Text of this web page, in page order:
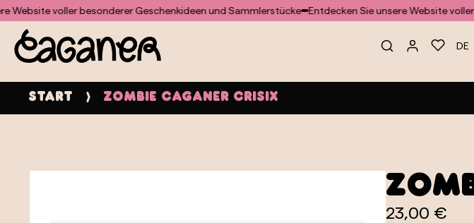
Für das Doofinder-Modul wurde keine Vorlage gefunden
voller besonderer Geschenkideen und Sammlerstücke Entdecken Sie unsere Website voller
DE
Start Zombie Caganer CRISIX
23,00 €